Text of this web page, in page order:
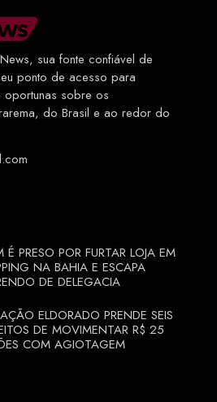
sua fonte confiável de
ponto de acesso para
sobre os
do Brasil e ao redor do
É PRESO POR FURTAR LOJA EM
NA BAHIA E ESCAPA
DE DELEGACIA
ELDORADO PRENDE SEIS
DE MOVIMENTAR R$ 25
COM AGIOTAGEM